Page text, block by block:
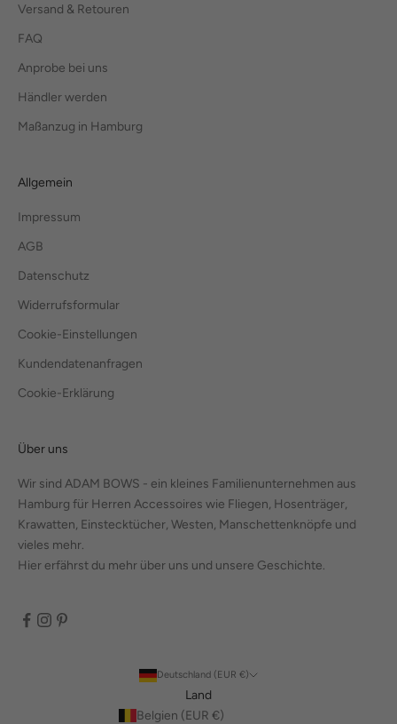
Versand & Retouren
FAQ
Anprobe bei uns
Händler werden
Maßanzug in Hamburg
Allgemein
Impressum
AGB
Datenschutz
Widerrufsformular
Cookie-Einstellungen
Kundendatenanfragen
Cookie-Erklärung
Über uns
Wir sind ADAM BOWS - ein kleines Familienunternehmen aus
Hamburg für Herren Accessoires wie Fliegen, Hosenträger,
Krawatten, Einstecktücher, Westen, Manschettenknöpfe und
vieles mehr.
Hier erfährst du mehr über uns und unsere Geschichte.
Deutschland (EUR €)
Land
Belgien (EUR €)